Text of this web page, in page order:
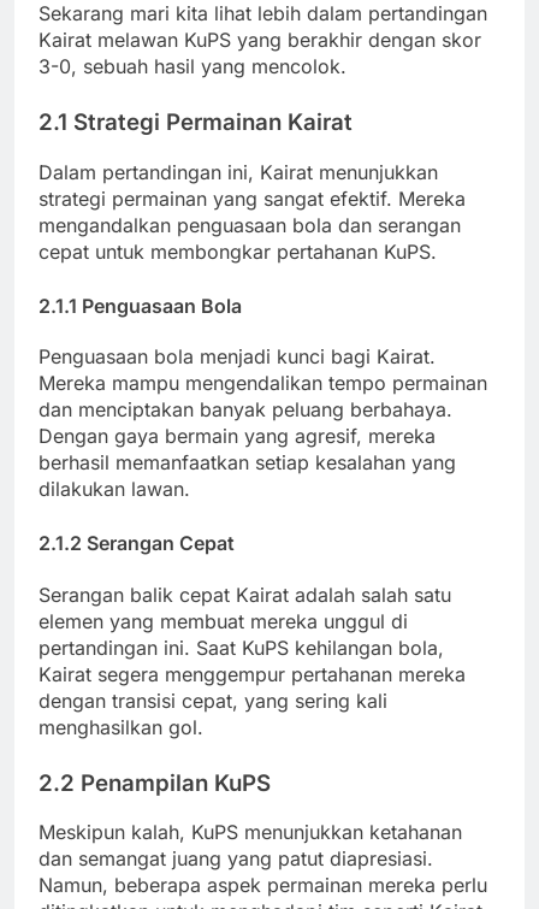
Sekarang mari kita lihat lebih dalam pertandingan
Kairat melawan KuPS yang berakhir dengan skor
3-0, sebuah hasil yang mencolok.
2.1 Strategi Permainan Kairat
Dalam pertandingan ini, Kairat menunjukkan
strategi permainan yang sangat efektif. Mereka
mengandalkan penguasaan bola dan serangan
cepat untuk membongkar pertahanan KuPS.
2.1.1 Penguasaan Bola
Penguasaan bola menjadi kunci bagi Kairat.
Mereka mampu mengendalikan tempo permainan
dan menciptakan banyak peluang berbahaya.
Dengan gaya bermain yang agresif, mereka
berhasil memanfaatkan setiap kesalahan yang
dilakukan lawan.
2.1.2 Serangan Cepat
Serangan balik cepat Kairat adalah salah satu
elemen yang membuat mereka unggul di
pertandingan ini. Saat KuPS kehilangan bola,
Kairat segera menggempur pertahanan mereka
dengan transisi cepat, yang sering kali
menghasilkan gol.
2.2 Penampilan KuPS
Meskipun kalah, KuPS menunjukkan ketahanan
dan semangat juang yang patut diapresiasi.
Namun, beberapa aspek permainan mereka perlu